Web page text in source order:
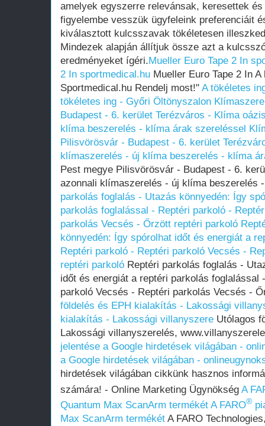
amelyek egyszerre relevánsak, keresettek
figyelembe vesszük ügyfeleink preferenciáit
kiválasztott kulcsszavak tökéletesen
Mindezek alapján állítjuk össze azt a
eredményeket ígéri.Mueller Euro Tape 2 In
2 In sportmedical.hu Mueller Euro Tape 2 In
Sportmedical.hu Rendelj most!" A tökéletes
tökéletes ing - Győri Öltönyszalon
Budapest - 6. kerület Terézváros - Klíma
klíma beszerelés - klíma árak szereléssel
Pilisvörösvár - Budapest - 6. kerület
klímaszerelés - új klíma beszerelés - klíma
Pest megye Pilisvörösvár - Budapest - 6.
azonnali klímaszerelés - új klíma beszerelés
parkolás foglalás - Utazás könnyedén: Így
parkolás foglalással - Reptéri parkoló -
parkolás Vecsés - Őrzött reptéri parkoló
könnyedén: Így spórolhat időt és energiát a
Reptéri parkoló - Reptéri parkoló Vecsés -
reptéri parkoló Reptéri parkolás foglalás -
időt és energiát a reptéri parkolás foglalással
parkoló Vecsés - Reptéri parkolás Vecsés -
földelés és EPH kialakítás - Lakossági
kialakítás - Lakossági villanyszere Utólagos
Lakossági villanyszerelés,
jelentése a Google hirdetések világában -
a Google hirdetések világában -
hirdetések világában cikkünk hasznos
számára! - Online Marketing Ügynökség A
Quantum Max ScanArm termékét A FARO®
Max ScanArm termékét A FARO